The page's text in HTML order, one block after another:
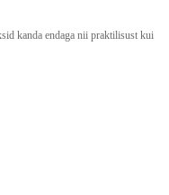
kanda endaga nii praktilisust kui